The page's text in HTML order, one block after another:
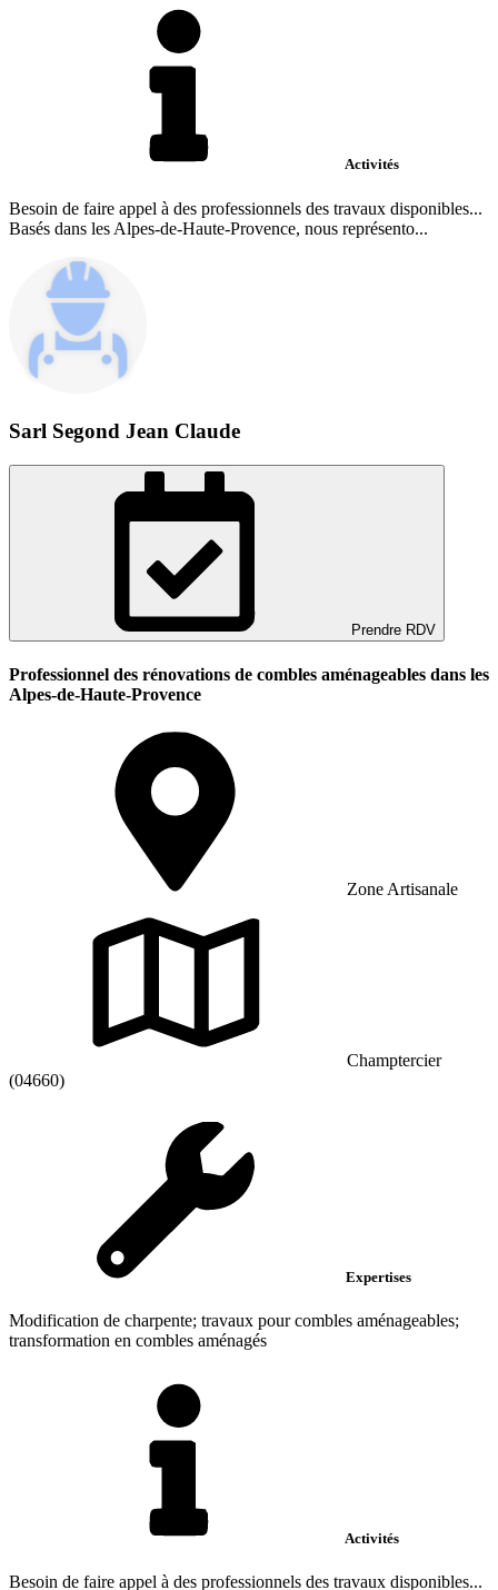
Activités
Besoin de faire appel à des professionnels des travaux disponibles...
Basés dans les Alpes-de-Haute-Provence, nous représento...
Sarl Segond Jean Claude
Prendre RDV
Professionnel des rénovations de combles aménageables dans les
Alpes-de-Haute-Provence
Zone Artisanale
Champtercier
(04660)
Expertises
Modification de charpente; travaux pour combles aménageables;
transformation en combles aménagés
Activités
Besoin de faire appel à des professionnels des travaux disponibles...